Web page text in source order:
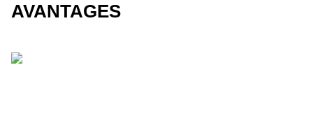
AVANTAGES